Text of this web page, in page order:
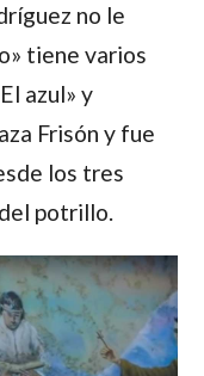
no le
tiene varios
azul» y
Frisón y fue
los tres
potrillo.